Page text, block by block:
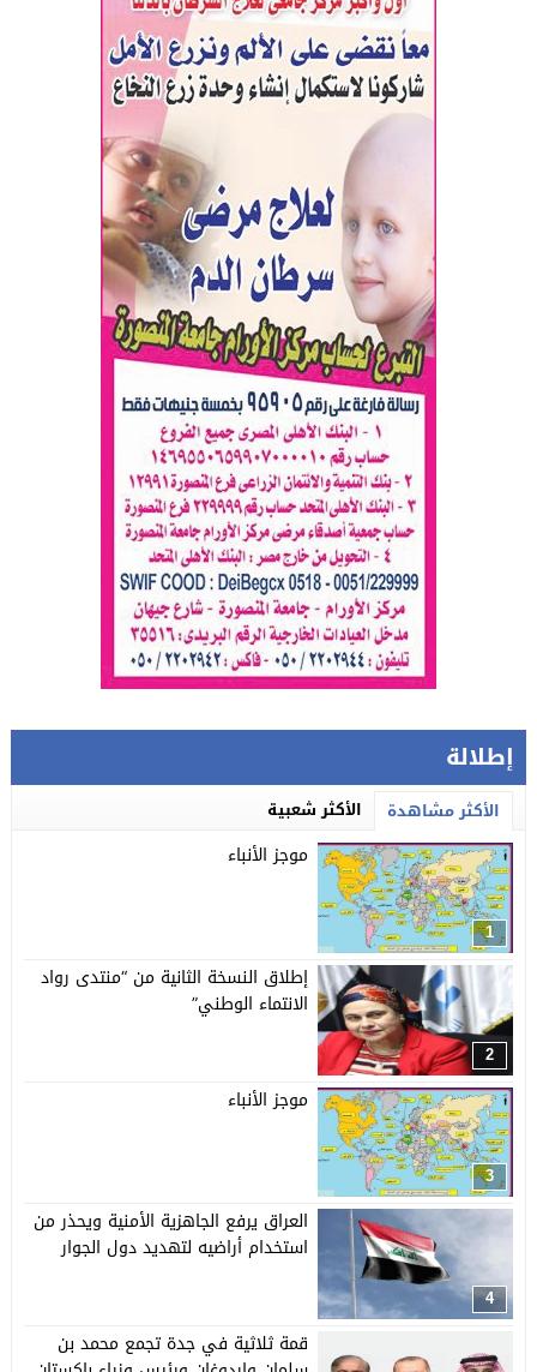
إطلالة
الأكثر مشاهدة الأكثر شعبية
1
موجز الأنباء
2
إطلاق النسخة الثانية من “منتدى رواد
الانتماء الوطني”
3
موجز الأنباء
4
العراق يرفع الجاهزية الأمنية ويحذر من
استخدام أراضيه لتهديد دول الجوار
قمة ثلاثية في جدة تجمع محمد بن